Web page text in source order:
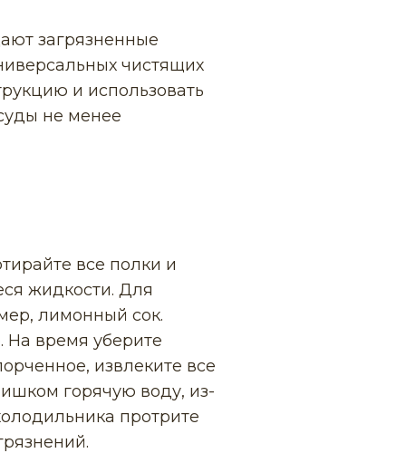
загрязненные
чистящих
и использовать
не менее
все полки и
жидкости. Для
лимонный сок.
На время уберите
извлеките все
горячую воду, из-
протрите